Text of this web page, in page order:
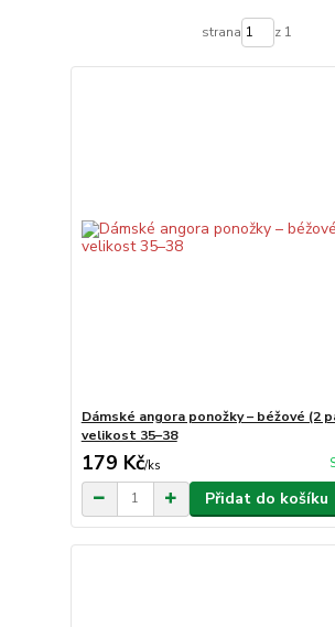
strana z 1
Dámské angora ponožky – béžové (2
velikost 35–38
179 Kč/ks
Přidat do košíku